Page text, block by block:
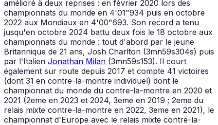
amélioré à deux reprises : en février 2020 lors des
championnats du monde en 4'01"934 puis en octobre
2022 aux Mondiaux en 4'00"693. Son record a tenu
jusqu'en octobre 2024 battu deux fois le 18 octobre aux
championnats du monde : tout d'abord par le jeune
Britannique de 21 ans, Josh Charlton (3mn59s304s) puis
par l'Italien Jonathan Milan (3mn59s153). Il court
également sur route depuis 2017 et compte 41 victoires
(dont 31 en contre-la-montre individuel) dont le
championnat du monde du contre-la-montre en 2020 et
2021 (2eme en 2023 et 2024, 3eme en 2019 ; 2eme du
relais mixte contre-la-montre en 2022, 3eme en 2021), le
championnat d'Europe avec le relais mixte contre-la-